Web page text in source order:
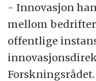
- Innovasjon
mellom
offentlige
Forskningsrådet.